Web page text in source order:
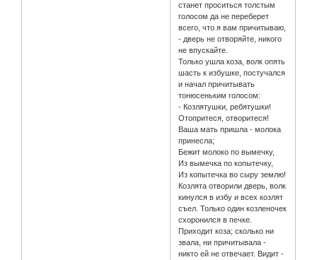
станет проситься толстым
голосом да не переберет
всего, что я вам причитываю,
- дверь не отворяйте, никого
не впускайте.
Только ушла коза, волк опять
шасть к избушке, постучался
и начал причитывать
тонюсеньким голосом:
- Козлятушки, ребятушки!
Отопритеся, отворитеся!
Ваша мать пришла - молока
принесла;
Бежит молоко по вымечку,
Из вымечка по копытечку,
Из копытечка во сыру землю!
Козлята отворили дверь, волк
кинулся в избу и всех козлят
съел. Только один козленочек
схоронился в печке.
Приходит коза; сколько ни
звала, ни причитывала -
никто ей не отвечает. Видит -